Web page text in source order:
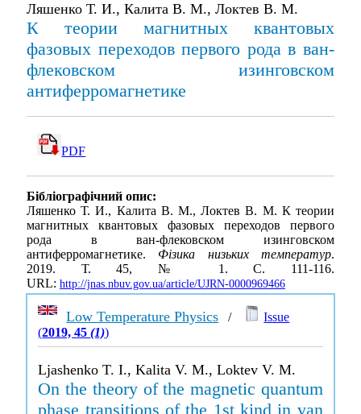
Ляшенко Т. И., Калита В. М., Локтев В. М.
К теории магнитных квантовых
фазовых переходов первого рода в ван-
флековском изинговском
антиферромагнетике
PDF
Бібліографічний опис:
Ляшенко Т. И., Калита В. М., Локтев В. М. К теории
магнитных квантовых фазовых переходов первого
рода в ван-флековском изинговском
антиферромагнетике. Фізика низьких температур.
2019. Т. 45, № 1. С. 111-116.
URL: http://jnas.nbuv.gov.ua/article/UJRN-0000969466
Low Temperature Physics /
Issue
(2019, 45(1))
Ljashenko T. I., Kalita V. M., Loktev V. M.
On the theory of the magnetic quantum
phase transitions of the 1st kind in van